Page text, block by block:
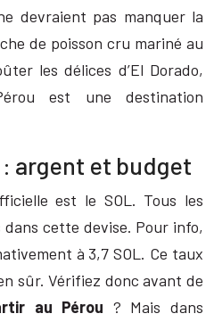
devraient pas manquer la
de poisson cru mariné au
les délices d’El Dorado,
est une destination
: argent et budget
est le SOL. Tous les
cette devise. Pour info,
à 3,7 SOL. Ce taux
sûr. Vérifiez donc avant de
au Pérou ? Mais dans